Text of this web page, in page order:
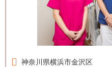
神奈川県横浜市金沢区